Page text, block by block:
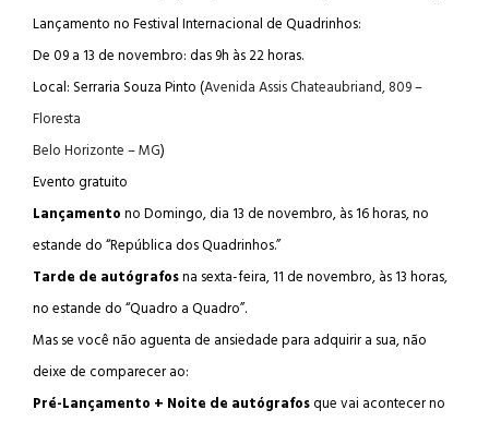
Lançamento no Festival Internacional de Quadrinhos:
De 09 a 13 de novembro: das 9h às 22 horas.
Local: Serraria Souza Pinto (Avenida Assis Chateaubriand, 809 –
Floresta
Belo Horizonte – MG)
Evento gratuito
Lançamentono Domingo, dia 13 de novembro, às 16 horas, no
estande do “República dos Quadrinhos.”
Tarde de autógrafosna sexta-feira, 11 de novembro, às 13 horas,
no estande do “Quadro a Quadro”.
Mas se você não aguenta de ansiedade para adquirir a sua, não
deixe de comparecer ao:
Pré-Lançamento + Noite de autógrafosque vai acontecer no